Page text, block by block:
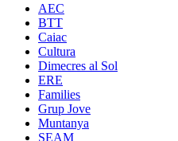
AEC
BTT
Caiac
Cultura
Dimecres al Sol
ERE
Families
Grup Jove
Muntanya
SEAM